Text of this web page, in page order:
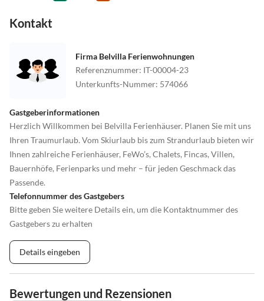
Kontakt
Firma Belvilla Ferienwohnungen
Referenznummer: IT-00004-23
Unterkunfts-Nummer: 574066
Gastgeberinformationen
Herzlich Willkommen bei Belvilla Ferienhäuser. Planen Sie mit uns
Ihren Traumurlaub. Vom Skiurlaub bis zum Strandurlaub bieten wir
Ihnen zahlreiche Ferienhäuser, FeWo’s, Chalets, Fincas, Villen,
Bauernhöfe, Ferienparks und mehr – für jeden Geschmack das
Passende.
Telefonnummer des Gastgebers
Bitte geben Sie weitere Details ein, um die Kontaktnummer des
Gastgebers zu erhalten
Details eingeben
Bewertungen und Rezensionen